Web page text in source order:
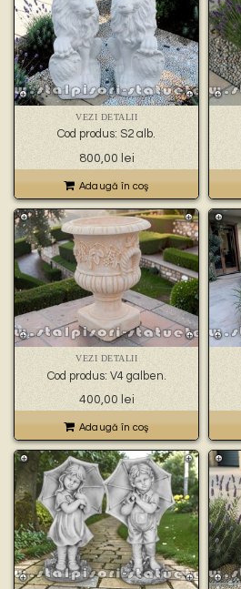
VEZI DETALII
Cod produs: S2 alb.
800,00 lei
Adaugă în coş
VEZI DETALII
Cod produs: V4 galben.
400,00 lei
Adaugă în coş